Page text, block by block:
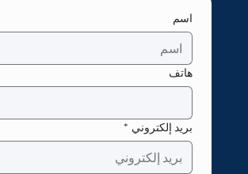
اسم
هاتف
بريد إلكتروني *